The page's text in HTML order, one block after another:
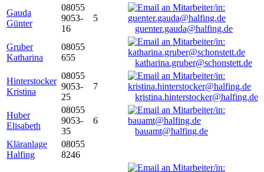
Gauda
Günter
08055
9053-
16
5
guenter.gauda@halfing.de
Gruber
Katharina
08055
655
katharina.gruber@schonstett.de
Hinterstocker
Kristina
08055
9053-
25
7
kristina.hinterstocker@halfing.de
Huber
Elisabeth
08055
9053-
35
6
bauamt@halfing.de
Kläranlage
Halfing
08055
8246